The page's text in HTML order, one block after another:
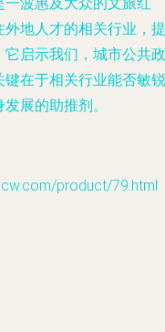
地人才的相关行业，提
启示我们，城市公共政
在于相关行业能否敏锐
展的助推剂。
product/79.html